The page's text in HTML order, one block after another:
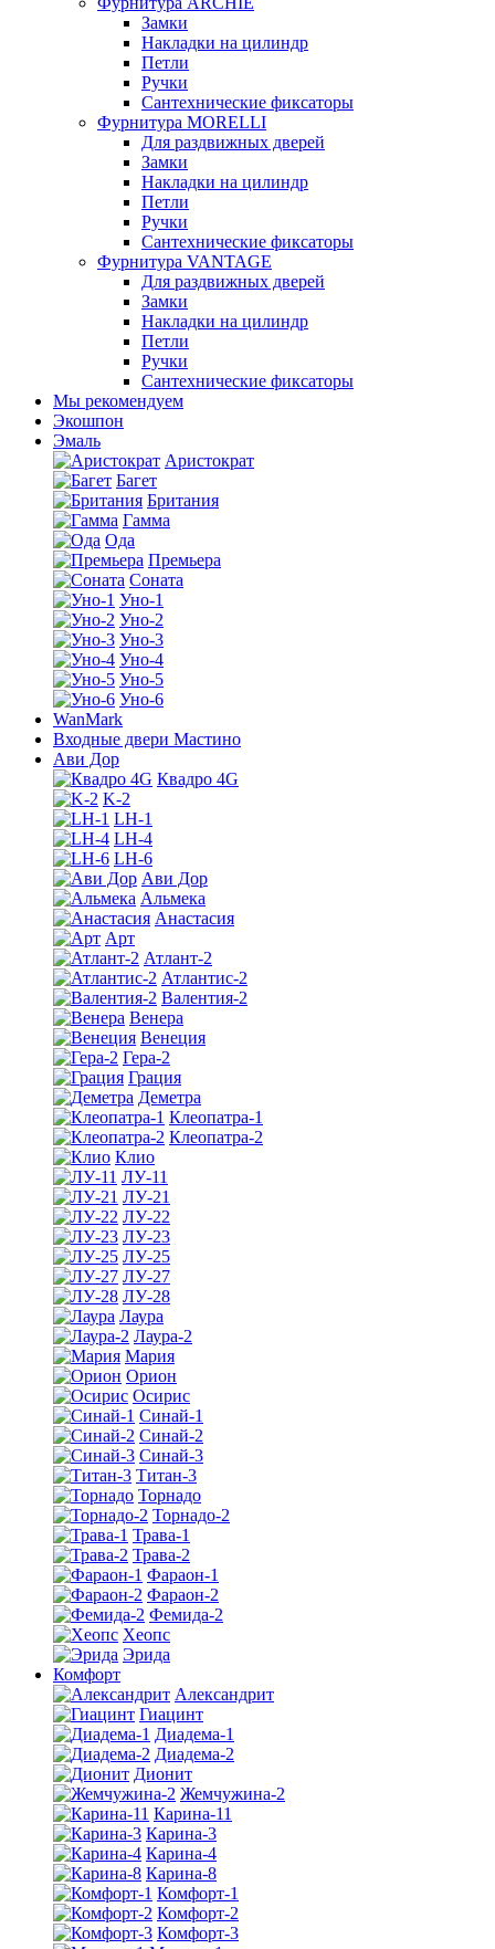
Замки
Накладки на цилиндр
Петли
Ручки
Сантехнические фиксаторы
Фурнитура MORELLI
Для раздвижных дверей
Замки
Накладки на цилиндр
Петли
Ручки
Сантехнические фиксаторы
Фурнитура VANTAGE
Для раздвижных дверей
Замки
Накладки на цилиндр
Петли
Ручки
Сантехнические фиксаторы
Мы рекомендуем
Экошпон
Эмаль
Аристократ
Багет
Британия
Гамма
Ода
Премьера
Соната
Уно-1
Уно-2
Уно-3
Уно-4
Уно-5
Уно-6
WanMark
Входные двери Мастино
Ави Дор
Квадро 4G
K-2
LH-1
LH-4
LH-6
Ави Дор
Альмека
Анастасия
Арт
Атлант-2
Атлантис-2
Валентия-2
Венера
Венеция
Гера-2
Грация
Деметра
Клеопатра-1
Клеопатра-2
Клио
ЛУ-11
ЛУ-21
ЛУ-22
ЛУ-23
ЛУ-25
ЛУ-27
ЛУ-28
Лаура
Лаура-2
Мария
Орион
Осирис
Синай-1
Синай-2
Синай-3
Титан-3
Торнадо
Торнадо-2
Трава-1
Трава-2
Фараон-1
Фараон-2
Фемида-2
Хеопс
Эрида
Комфорт
Алекcандрит
Гиацинт
Диадема-1
Диадема-2
Дионит
Жемчужина-2
Карина-11
Карина-3
Карина-4
Карина-8
Комфорт-1
Комфорт-2
Комфорт-3